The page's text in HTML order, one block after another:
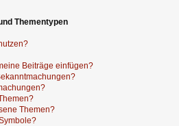
Thementypen
Beiträge einfügen?
Themen?